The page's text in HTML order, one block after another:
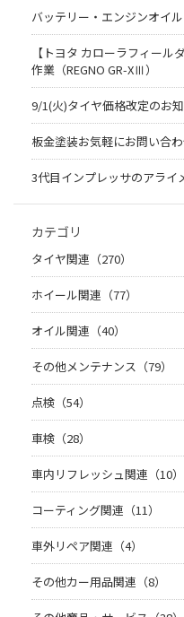
バッテリー・エンジンオイ
【トヨタ カローラフィール
作業（REGNO GR-XⅢ）
9/1(火)タイヤ価格改定のお
板金塗装お気軽にお問い合
3代目インプレッサのアライ
カテゴリ
タイヤ関連（270）
ホイール関連（77）
オイル関連（40）
その他メンテナンス（79）
点検（54）
車検（28）
車内リフレッシュ関連（10）
コーティング関連（11）
車外リペア関連（4）
その他カー用品関連（8）